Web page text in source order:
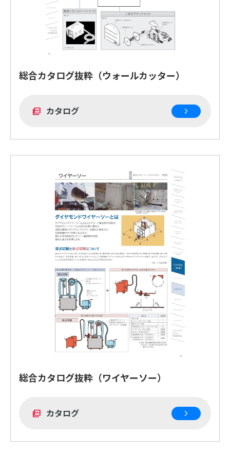
総合カタログ抜粋（ウォールカッター）
picture_as_pdf カタログ
総合カタログ抜粋（ワイヤーソー）
picture_as_pdf カタログ